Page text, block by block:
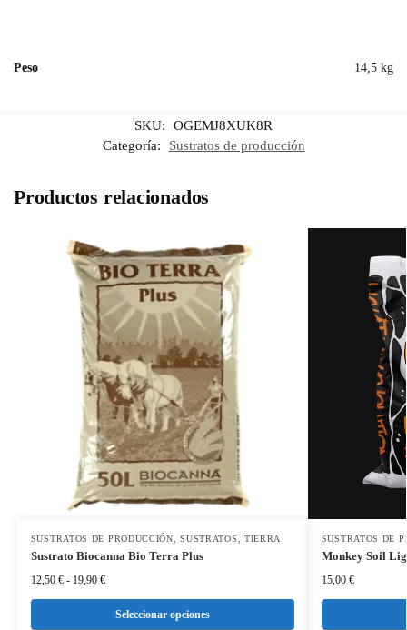
Peso 14,5 kg
SKU:
OGEMJ8XUK8R
Categoría:
Sustratos de producción
Productos relacionados
SUSTRATOS DE PRODUCCIÓN ,SUSTRATOS TIERRA
Sustrato Biocanna Bio Terra Plus
12,50 € - 19,90 €
Seleccionar opciones
SUSTRATOS DE
Monkey Soil
15,00 €